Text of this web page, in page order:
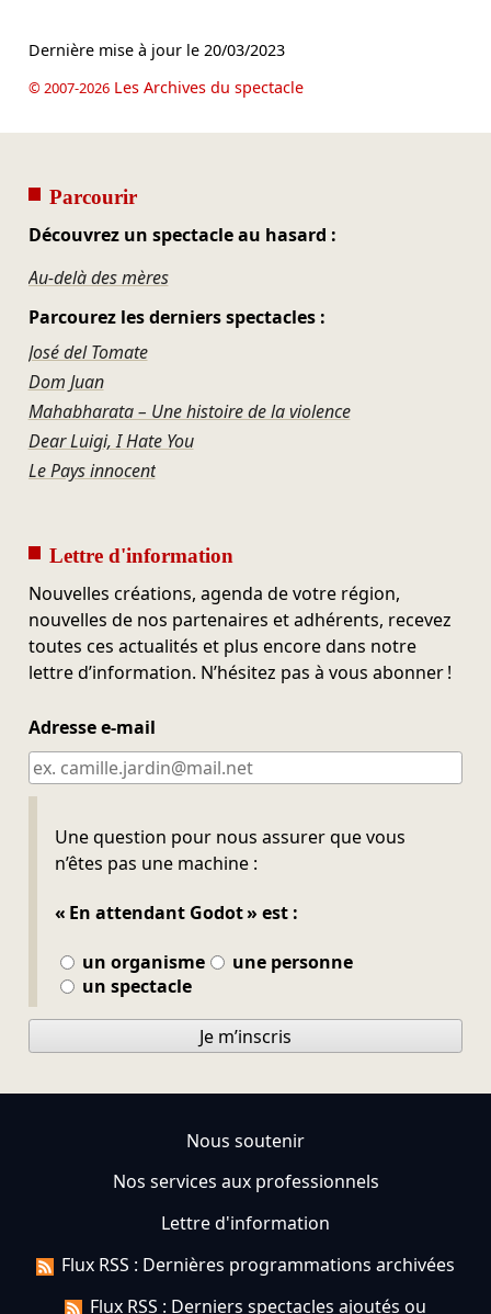
Dernière mise à jour le 20/03/2023
© 2007-2026Les Archives du spectacle
Parcourir
Découvrez un spectacle au hasard :
Au-delà des mères
Parcourez les derniers spectacles :
José del Tomate
Dom Juan
Mahabharata – Une histoire de la violence
Dear Luigi, I Hate You
Le Pays innocent
Lettre d'information
Nouvelles créations, agenda de votre région,
nouvelles de nos partenaires et adhérents, recevez
toutes ces actualités et plus encore dans notre
lettre d’information. N’hésitez pas à vous abonner !
Adresse e-mail
Une question pour nous assurer que vous
n’êtes pas une machine :
« En attendant Godot » est :
un organisme
une personne
un spectacle
Ne pas remplir
Je m’inscris
Nous soutenir
Nos services aux professionnels
Lettre d'information
Flux RSS : Dernières programmations archivées
Flux RSS : Derniers spectacles ajoutés ou